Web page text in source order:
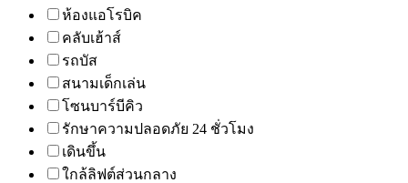
ห้องแอโรบิค
คลับเฮ้าส์
รถบัส
สนามเด็กเล่น
โซนบาร์บีคิว
รักษาความปลอดภัย 24 ชั่วโมง
เดินขึ้น
ใกล้ลิฟต์ส่วนกลาง